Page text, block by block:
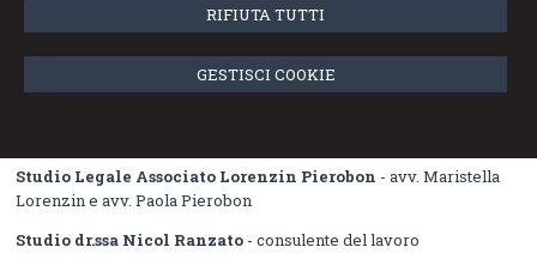
RIFIUTA TUTTI
GESTISCI COOKIE
Studio dr.ssa Federica Bezzegato- commercialista e revisore
contabile
Studio Legale Associato Lorenzin Pierobon - avv. Maristella
Lorenzin e avv. Paola Pierobon
Studio dr.ssa Nicol Ranzato - consulente del lavoro